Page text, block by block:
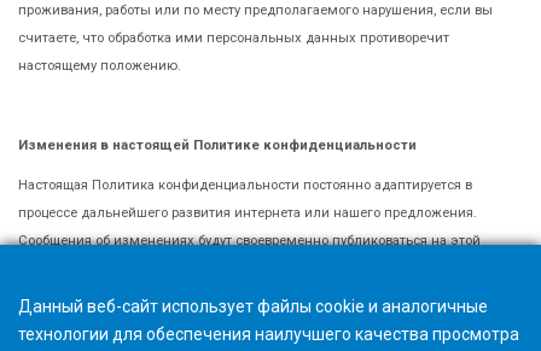
проживания, работы или по месту предполагаемого нарушения, если вы
считаете, что обработка ими персональных данных противоречит
настоящему положению.
Изменения в настоящей Политике конфиденциальности
Настоящая Политика конфиденциальности постоянно адаптируется в
процессе дальнейшего развития интернета или нашего предложения.
Сообщения об изменениях будут своевременно публиковаться на этой
использования данных, регулярно проверяйте эту страницу.
Данный веб-сайт использует файлы cookie и аналогичные
технологии для обеспечения наилучшего качества просмотра